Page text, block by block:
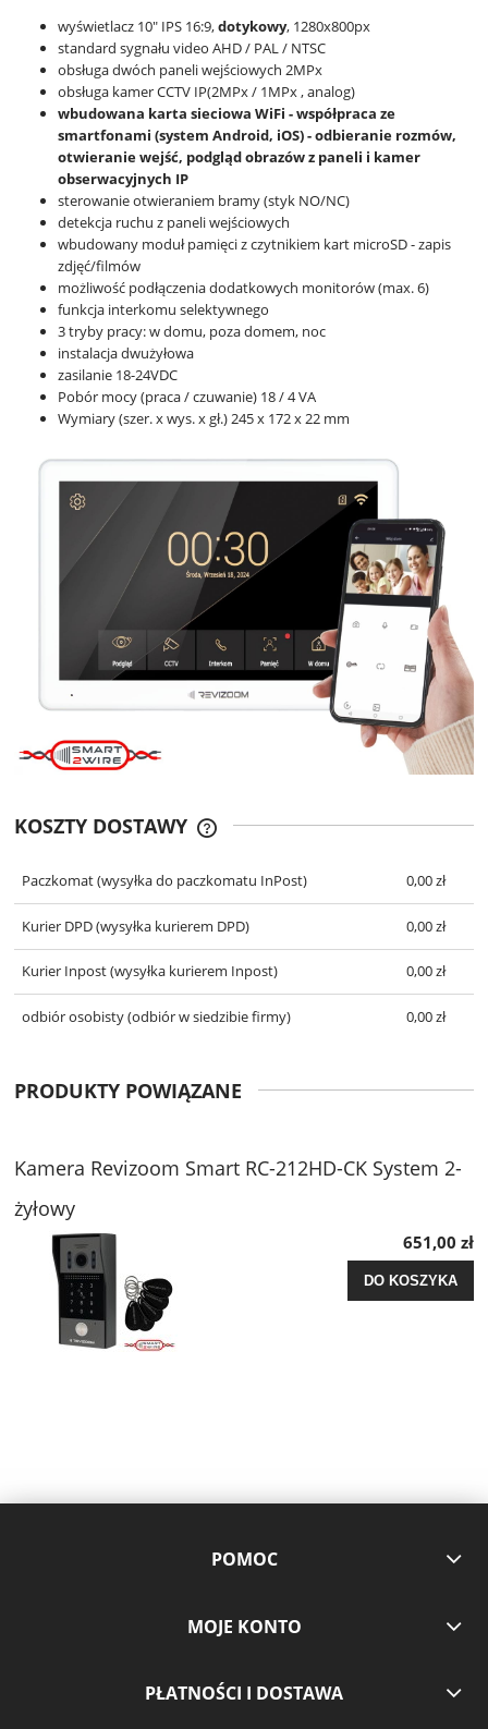
wyświetlacz 10" IPS 16:9,dotykowy, 1280x800px
standard sygnału video AHD / PAL / NTSC
obsługa dwóch paneli wejściowych 2MPx
obsługa kamer CCTV IP(2MPx / 1MPx , analog)
wbudowana karta sieciowa WiFi - współpraca ze
smartfonami (system Android, iOS) - odbieranie rozmów,
otwieranie wejść, podgląd obrazów z paneli i kamer
obserwacyjnych IP
sterowanie otwieraniem bramy (styk NO/NC)
detekcja ruchu z paneli wejściowych
wbudowany moduł pamięci z czytnikiem kart microSD - zapis
zdjęć/filmów
możliwość podłączenia dodatkowych monitorów (max. 6)
funkcja interkomu selektywnego
3 tryby pracy: w domu, poza domem, noc
instalacja dwużyłowa
zasilanie 18-24VDC
Pobór mocy (praca / czuwanie) 18 / 4 VA
Wymiary (szer. x wys. x gł.) 245 x 172 x 22 mm
KOSZTY DOSTAWY
Paczkomat(wysyłka do paczkomatu InPost) 0,00 zł
Kurier DPD(wysyłka kurierem DPD) 0,00 zł
Kurier Inpost(wysyłka kurierem Inpost) 0,00 zł
odbiór osobisty(odbiór w siedzibie firmy) 0,00 zł
PRODUKTY POWIĄZANE
Kamera Revizoom Smart RC-212HD-CK System 2-
żyłowy
651,00 zł
DO KOSZYKA
POMOC
MOJE KONTO
PŁATNOŚCI I DOSTAWA